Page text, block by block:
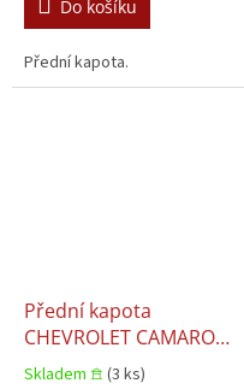
Do košíku
Přední kapota.
Přední kapota
CHEVROLET CAMARO
01.2016–12.2018
Skladem 𖠿 (3 ks)